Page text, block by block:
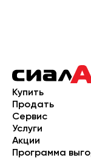
Купить
Продать
Сервис
Услуги
Акции
Программа